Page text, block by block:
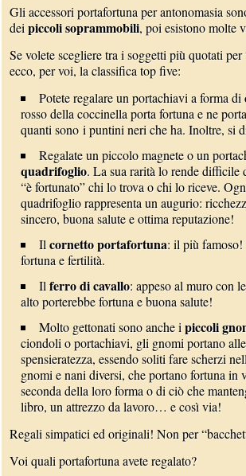
Gli accessori portafortuna per antonomasia
deipiccoli soprammobili, poi esistono molte
Se volete scegliere tra i soggetti più quotati per
ecco, per voi, la classifica top five:
Potete regalare un portachiavi a forma di
rosso della coccinella porta fortuna e ne
quanti sono i puntini neri che ha. Inoltre, si
Regalate un piccolo magnete o un
quadrifoglio. La sua rarità lo rende difficile
“è fortunato” chi lo trova o chi lo riceve.
quadrifoglio rappresenta un augurio:
sincero, buona salute e ottima reputazione!
Ilcornetto portafortuna: il più
fortuna e fertilità.
Ilferro di cavallo: appeso al muro con
alto porterebbe fortuna e buona salute!
Molto gettonati sono anche ipiccoli
ciondoli o portachiavi, gli gnomi portano
spensieratezza, essendo soliti fare scherzi
gnomi e nani diversi, che portano fortuna in
seconda della loro forma o di ciò che
libro, un attrezzo da lavoro… e così via!
Regali simpatici ed originali! Non per
Voi quali portafortuna avete regalato?